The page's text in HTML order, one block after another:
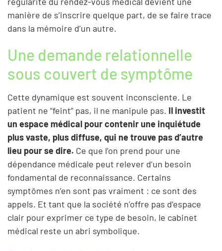
manière de s’inscrire quelque part, de se faire trace
dans la mémoire d’un autre.
Une demande relationnelle
sous couvert de symptôme
Cette dynamique est souvent inconsciente. Le
patient ne “feint” pas, il ne manipule pas. Il investit
un espace médical pour contenir une inquiétude
plus vaste, plus diffuse, qui ne trouve pas d’autre
lieu pour se dire. Ce que l’on prend pour une
dépendance médicale peut relever d’un besoin
fondamental de reconnaissance. Certains
symptômes n’en sont pas vraiment : ce sont des
appels. Et tant que la société n’offre pas d’espace
clair pour exprimer ce type de besoin, le cabinet
médical reste un abri symbolique.